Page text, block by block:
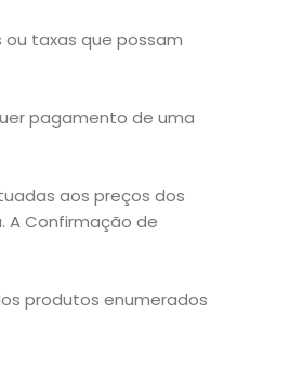
taxas que possam
pagamento de uma
aos preços dos
Confirmação de
produtos enumerados